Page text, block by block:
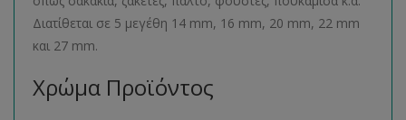
Διατίθεται σε 5 μεγέθη 14 mm, 16 mm, 20 mm, 22 mm
και 27 mm.
Χρώμα Προϊόντος